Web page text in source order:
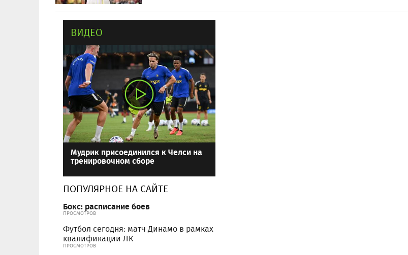
ВИДЕО
Мудрик присоединился к Челси на
тренировочном сборе
ПОПУЛЯРНОЕ НА САЙТЕ
Бокс: расписание боев
ПРОСМОТРОВ
Футбол сегодня: матч Динамо в рамках
квалификации ЛК
ПРОСМОТРОВ